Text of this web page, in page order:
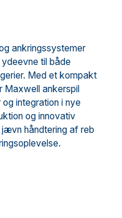
ankringssystemer
til både
Med et kompakt
Maxwell ankerspil
integration i nye
og innovativ
håndtering af reb